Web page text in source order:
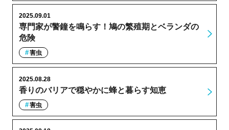
専門家が警鐘を鳴らす！鳩の繁殖期とベランダの
危険
2025.09.01
害虫
香りのバリアで穏やかに蜂と暮らす知恵
2025.08.28
害虫